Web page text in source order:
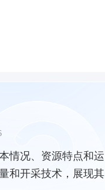
情况、资源特点和运
和开采技术，展现其